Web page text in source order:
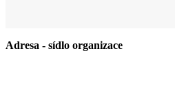
Adresa - sídlo organizace